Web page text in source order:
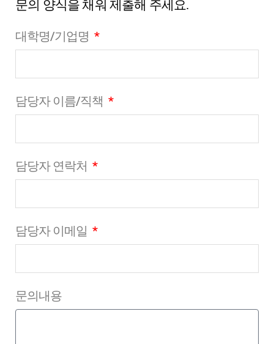
문의 양식을 채워 제출해 주세요.
대학명/기업명
담당자 이름/직책
담당자 연락처
담당자 이메일
문의내용